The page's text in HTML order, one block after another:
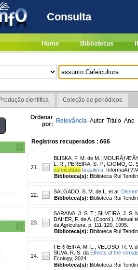
Consulta
Home Bibliotecas
Produção científica Coleção de periódicos
Ordenar
por: Relevância Autor Título Ano
Registros recuperados : 666
21.
BLISKA, F. M. de M. ;
L. R. ; PEREIRA, S. P. ; GIOMO, G.
cafeicultura brasileira.
Biblioteca(s): Biblioteca Rui
22.
SALGADO, S. M. de L. et al.
Biblioteca(s): Biblioteca Rui
23.
SARAIVA, J. S. T. ; SILVEIRA, J. S.
DAHER, F. de A. (Coord.). Manual
da Agricultura, p. 111-120, 1995.
Biblioteca(s): Biblioteca Rui
24.
FERREIRA, M. L. ; VELOSO, R. V.
SILVA, R. S. da Effects of the
Ecology, 2024.
Biblioteca(s): Biblioteca Rui